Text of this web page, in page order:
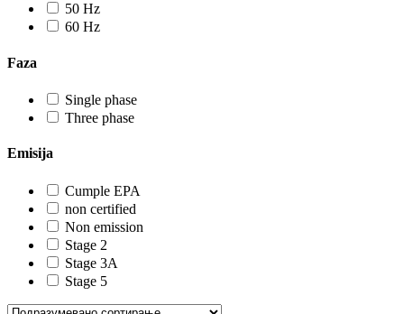
50 Hz
60 Hz
Faza
Single phase
Three phase
Emisija
Cumple EPA
non certified
Non emission
Stage 2
Stage 3A
Stage 5